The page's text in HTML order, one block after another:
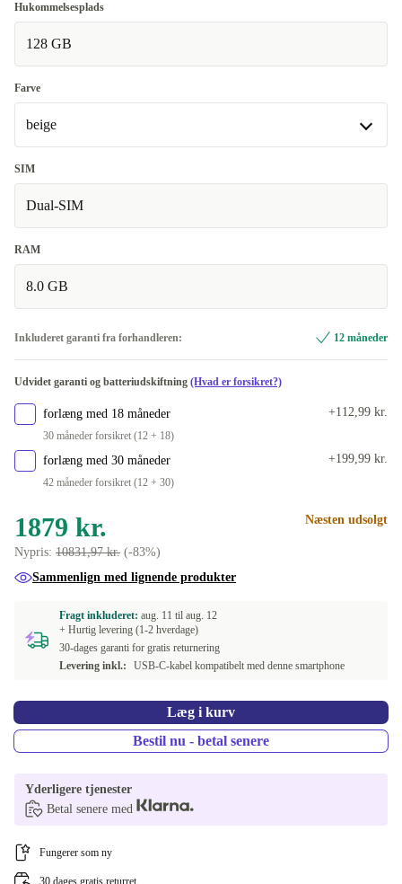
Hukommelsesplads
128 GB
Farve
beige
beige
Fås også med andre konfigurationer
sort
SIM
Dual-SIM
RAM
8.0 GB
Inkluderet garanti fra forhandleren: 12 måneder
Udvidet garanti og batteriudskiftning (Hvad er forsikret?)
forlæng med 18 måneder
30 måneder forsikret (12 + 18)
+112,99 kr.
forlæng med 30 måneder
42 måneder forsikret (12 + 30)
+199,99 kr.
1879 kr.
Nypris: 10831,97 kr. (-83%)
Næsten udsolgt
Sammenlign med lignende produkter
Fragt inkluderet: aug. 11 til aug. 12
+ Hurtig levering (1-2 hverdage)
30-dages garanti for gratis returnering
Levering inkl.:
USB-C-kabel kompatibelt med denne smartphone
Læg i kurv
Bestil nu - betal senere
Yderligere tjenester
Betal senere med
Fungerer som ny
30 dages gratis returret